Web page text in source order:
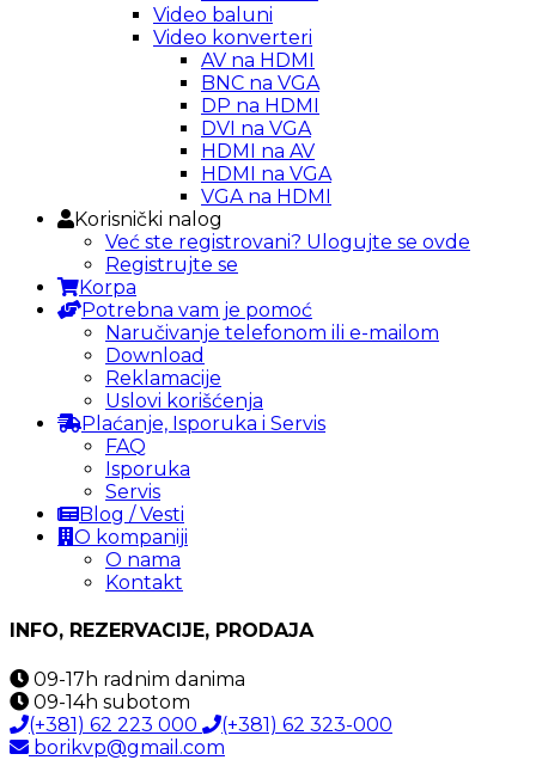
Video baluni
Video konverteri
AV na HDMI
BNC na VGA
DP na HDMI
DVI na VGA
HDMI na AV
HDMI na VGA
VGA na HDMI
Korisnički nalog
Već ste registrovani? Ulogujte se ovde
Registrujte se
Korpa
Potrebna vam je pomoć
Naručivanje telefonom ili e-mailom
Download
Reklamacije
Uslovi korišćenja
Plaćanje, Isporuka i Servis
FAQ
Isporuka
Servis
Blog / Vesti
O kompaniji
O nama
Kontakt
INFO, REZERVACIJE, PRODAJA
09-17h radnim danima
09-14h subotom
(+381) 62 223 000
(+381) 62 323-000
borikvp@gmail.com